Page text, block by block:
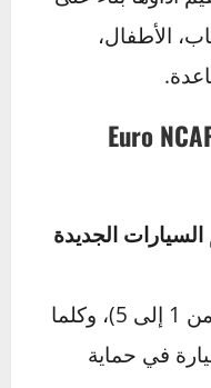
بل يعتمد الأمر
وكلما كان
الآمنة
أكثر
الآراء، بل